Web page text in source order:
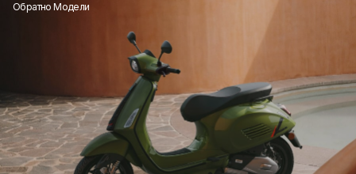
READY TO WEAR & LIFESTYLE
ИЗЖИВЯВАНИЯ
CONCEPT STORE
Обратно Модели